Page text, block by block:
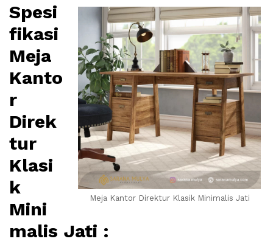
Meja Kantor Direktur Klasik Minimalis Jati
Spesi
fikasi
Meja
Kanto
r
Direk
tur
Klasi
k
Mini
malis Jati :